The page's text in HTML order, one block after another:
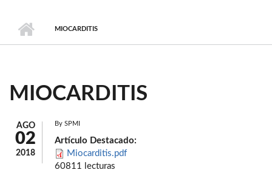
MIOCARDITIS
MIOCARDITIS
AGO
02
2018
By SPMI
Artículo Destacado:
Miocarditis.pdf
60811 lecturas